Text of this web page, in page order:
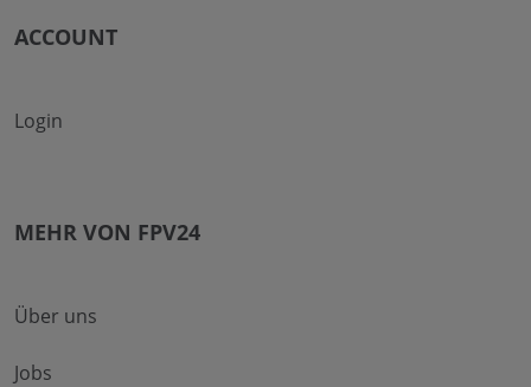
ACCOUNT
Login
MEHR VON FPV24
Über uns
Jobs